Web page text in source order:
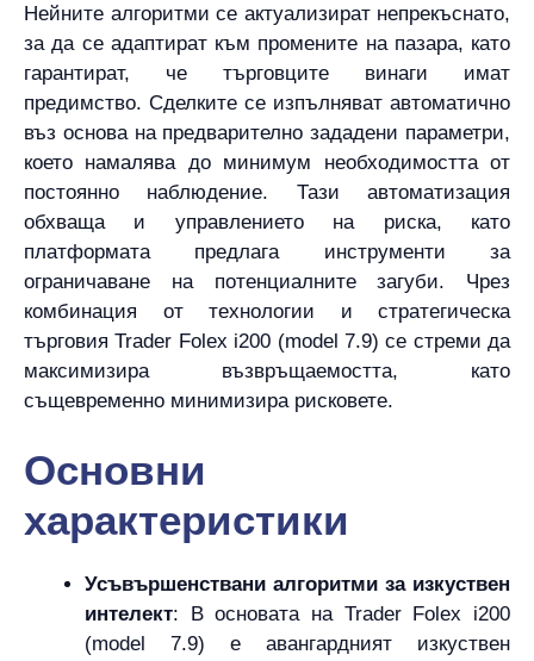
Нейните алгоритми се актуализират непрекъснато,
за да се адаптират към промените на пазара, като
гарантират, че търговците винаги имат
предимство. Сделките се изпълняват автоматично
въз основа на предварително зададени параметри,
което намалява до минимум необходимостта от
постоянно наблюдение. Тази автоматизация
обхваща и управлението на риска, като
платформата предлага инструменти за
ограничаване на потенциалните загуби. Чрез
комбинация от технологии и стратегическа
търговия Trader Folex i200 (model 7.9) се стреми да
максимизира възвръщаемостта, като
същевременно минимизира рисковете.
Основни
характеристики
Усъвършенствани алгоритми за изкуствен
интелект: В основата на Trader Folex i200
(model 7.9) е авангардният изкуствен